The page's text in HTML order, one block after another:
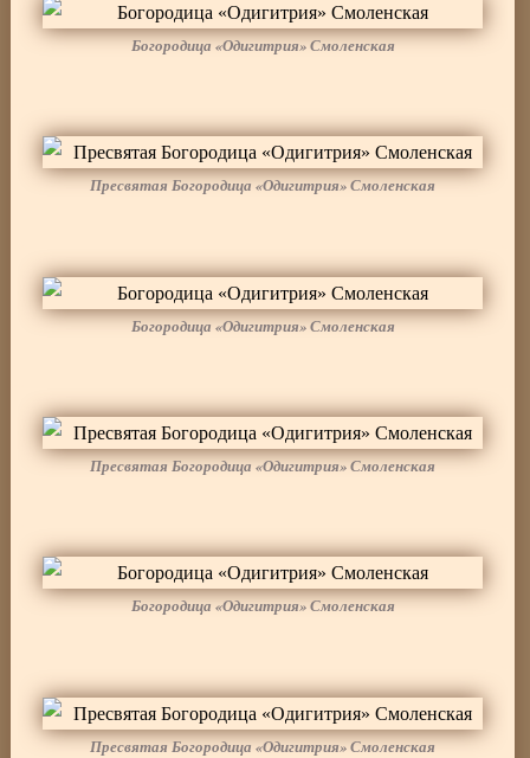
Богородица «Одигитрия» Смоленская
Пресвятая Богородица «Одигитрия» Смоленская
Богородица «Одигитрия» Смоленская
Пресвятая Богородица «Одигитрия» Смоленская
Богородица «Одигитрия» Смоленская
Пресвятая Богородица «Одигитрия» Смоленская